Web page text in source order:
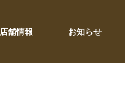
店舗情報 お知らせ